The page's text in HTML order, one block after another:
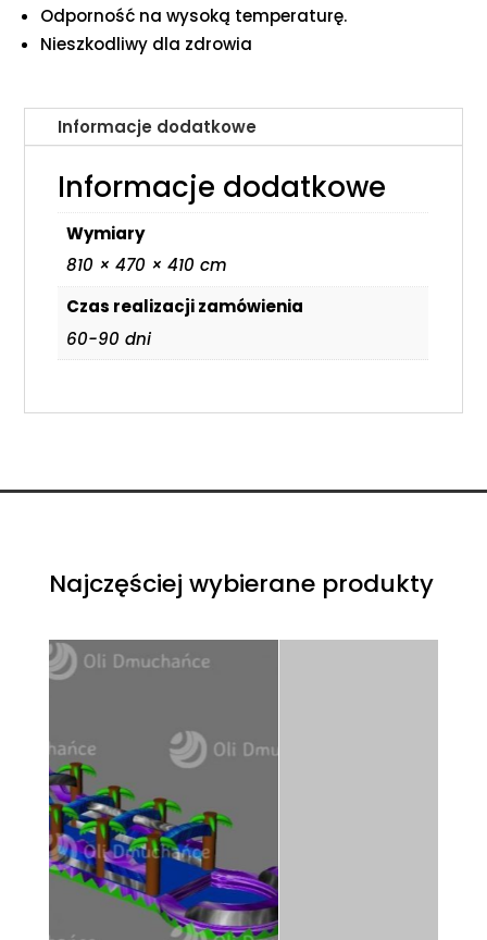
Odporność na wysoką temperaturę.
Nieszkodliwy dla zdrowia
Informacje dodatkowe
Informacje dodatkowe
Wymiary
810 × 470 × 410 cm
Czas realizacji zamówienia
60-90 dni
Najczęściej wybierane produkty